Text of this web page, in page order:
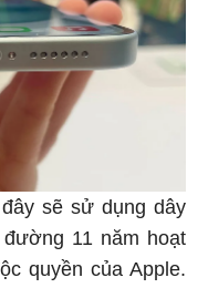
sẽ sử dụng dây
11 năm hoạt
quyền của Apple.